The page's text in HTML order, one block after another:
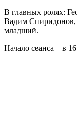
В главных ролях:
Вадим Спиридонов,
младший.
Начало сеанса – в